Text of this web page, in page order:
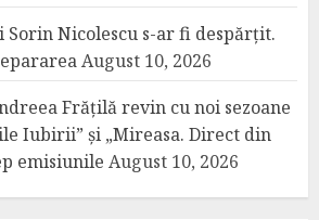
Sorin Nicolescu s-ar fi despărțit.
August 10, 2026
Frățilă revin cu noi sezoane
Iubirii” și „Mireasa. Direct din
emisiunile August 10, 2026